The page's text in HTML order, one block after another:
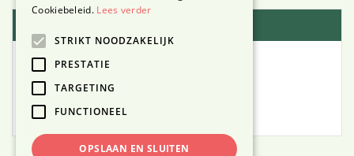
Cookiebeleid. Lees verder
STRIKT NOODZAKELIJK
PRESTATIE
TARGETING
FUNCTIONEEL
OPSLAAN EN SLUITEN